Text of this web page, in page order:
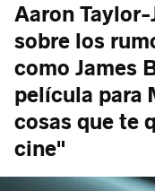
Aaron
sobre los
como James
película para
cosas que te
cine"